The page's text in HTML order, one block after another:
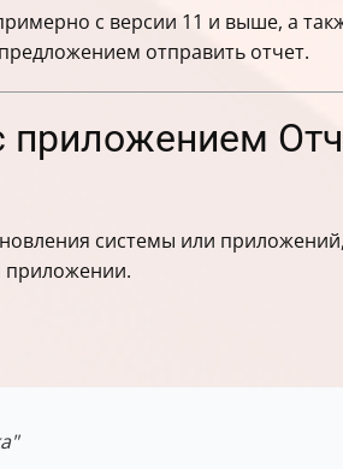
с версии 11 и выше, а
отправить отчет.
приложением
системы или
приложении.